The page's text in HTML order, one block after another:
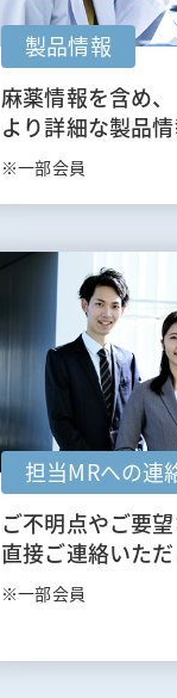
製品情報
麻薬情報を含め、
より詳細な製品
※一部会員
担当MRへの連
ご不明点やご要
直接ご連絡いた
※一部会員